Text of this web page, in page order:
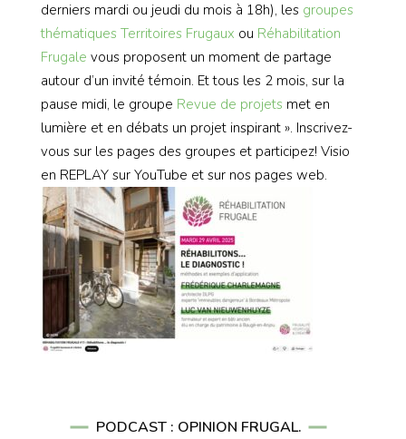
derniers mardi ou jeudi du mois à 18h), les groupes
thématiques Territoires Frugaux ou Réhabilitation
Frugale vous proposent un moment de partage
autour d’un invité témoin. Et tous les 2 mois, sur la
pause midi, le groupe Revue de projets met en
lumière et en débats un projet inspirant ». Inscrivez-
vous sur les pages des groupes et participez! Visio
en REPLAY sur YouTube et sur nos pages web.
PODCAST : OPINION FRUGAL.